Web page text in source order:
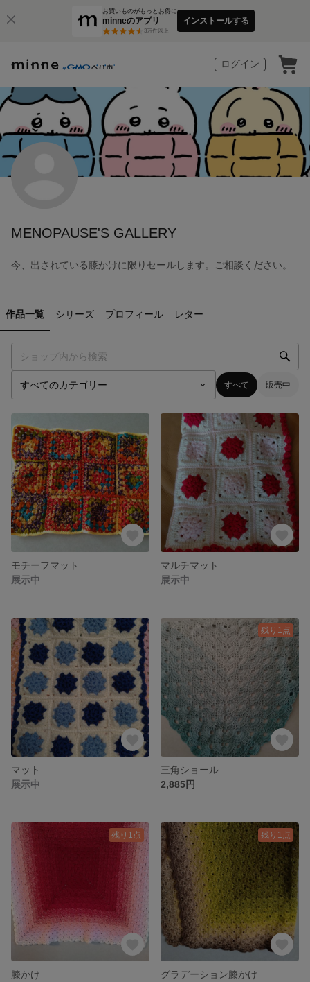
お買いものがもっとお得に
minneのアプリ
3万件以上
インストールする
ログイン
MENOPAUSE'S GALLERY
今、出されている膝かけに限りセールします。ご相談ください。
作品一覧 シリーズ プロフィール レター
すべて 販売中
モチーフマット
展示中
マルチマット
展示中
マット
展示中
残り1点
三角ショール
2,885円
残り1点
膝かけ
残り1点
グラデーション膝かけ